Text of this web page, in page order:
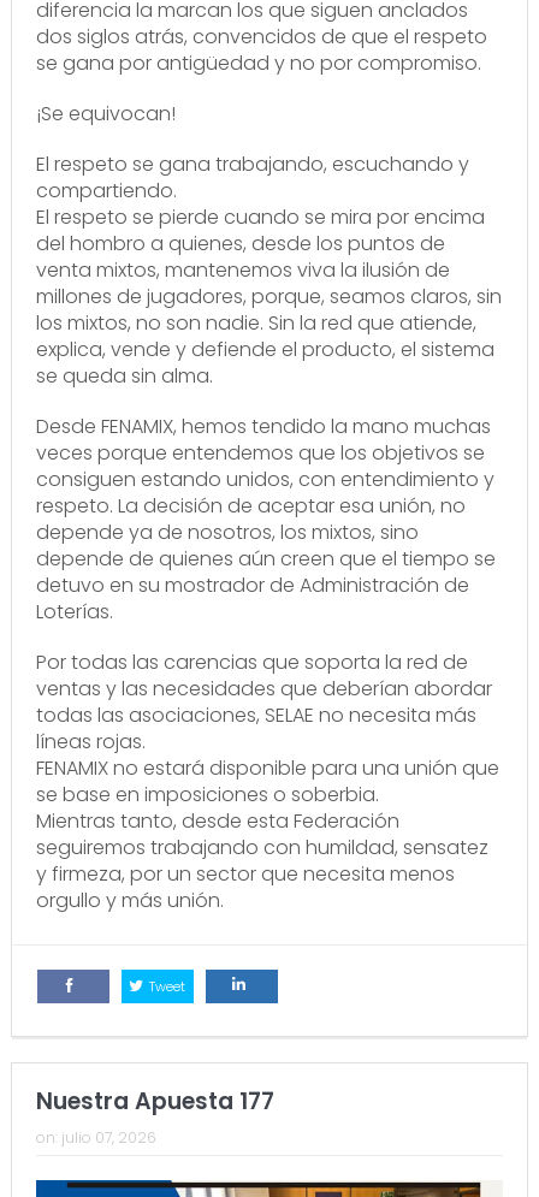
diferencia la marcan los que siguen anclados
dos siglos atrás, convencidos de que el respeto
se gana por antigüedad y no por compromiso.
¡Se equivocan!
El respeto se gana trabajando, escuchando y
compartiendo.
El respeto se pierde cuando se mira por encima
del hombro a quienes, desde los puntos de
venta mixtos, mantenemos viva la ilusión de
millones de jugadores, porque, seamos claros, sin
los mixtos, no son nadie. Sin la red que atiende,
explica, vende y defiende el producto, el sistema
se queda sin alma.
Desde FENAMIX, hemos tendido la mano muchas
veces porque entendemos que los objetivos se
consiguen estando unidos, con entendimiento y
respeto. La decisión de aceptar esa unión, no
depende ya de nosotros, los mixtos, sino
depende de quienes aún creen que el tiempo se
detuvo en su mostrador de Administración de
Loterías.
Por todas las carencias que soporta la red de
ventas y las necesidades que deberían abordar
todas las asociaciones, SELAE no necesita más
líneas rojas.
FENAMIX no estará disponible para una unión que
se base en imposiciones o soberbia.
Mientras tanto, desde esta Federación
seguiremos trabajando con humildad, sensatez
y firmeza, por un sector que necesita menos
orgullo y más unión.
Tweet
Nuestra Apuesta 177
on: julio 07, 2026